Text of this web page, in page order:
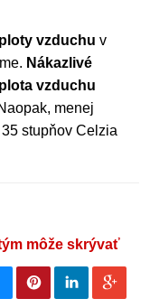
vzduchu v
Nákazlivé
vzduchu
menej
stupňov Celzia
môže skrývať